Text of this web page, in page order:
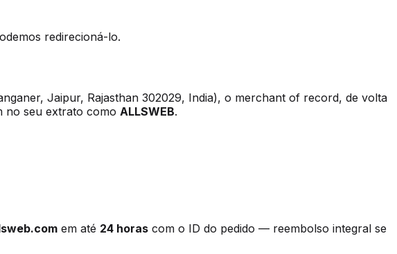
redirecioná-lo.
Jaipur, Rajasthan 302029, India), o merchant of record, de volta
no seu extrato como ALLSWEB.
em até 24 horas com o ID do pedido — reembolso integral se